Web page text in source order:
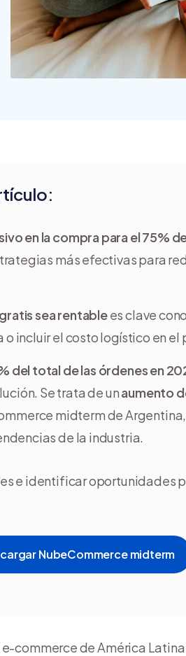
Aprende a
una tienda
Tiendanube?
Nube para vender
en la compra para el 75%
más efectivas para
sea rentablees clave
incluir el costo logístico en
del total de las órdenes en
Se trata de unaumento
midterm de
de la industria.
e identificar oportunidades
NubeCommerce midterm
e-commerce de América